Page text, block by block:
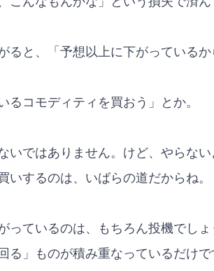
ると、「予想以上に下がっている
るコモディティを買おう」とか。
いではありません。けど、やらな
いするのは、いばらの道だからね。
っているのは、もちろん投機でし
る」ものが積み重なっているだけ